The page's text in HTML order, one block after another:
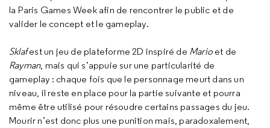
la Paris Games Weekafin de rencontrer le public et de
valider le concept et le gameplay.
Sklafest un jeu de plateforme 2D inspiré de Mario et de
Rayman, mais qui s’appuie sur une particularité de
gameplay : chaque fois que le personnage meurt dans un
niveau, il reste en place pour la partie suivante et pourra
même être utilisé pour résoudre certains passages du jeu.
Mourir n’est donc plus une punition mais, paradoxalement,